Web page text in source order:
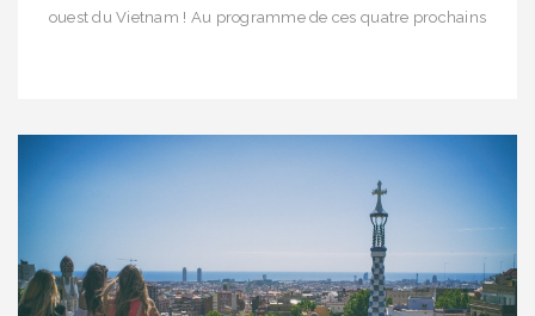
ouest du Vietnam ! Au programme de ces quatre prochains